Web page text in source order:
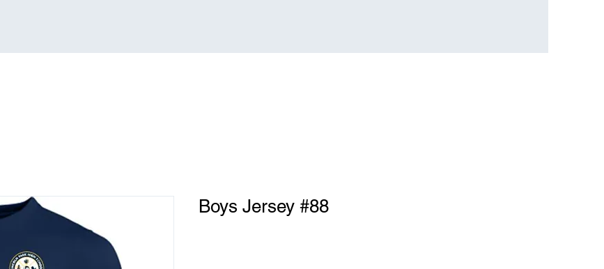
Boys Jersey #88